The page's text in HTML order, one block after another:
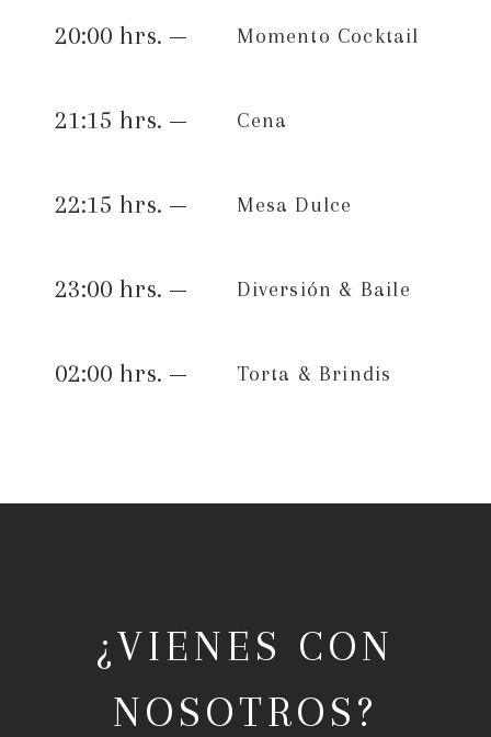
20:00 hrs. — Momento Cocktail
21:15 hrs. — Cena
22:15 hrs. — Mesa Dulce
23:00 hrs. — Diversión & Baile
02:00 hrs. — Torta & Brindis
¿VIENES CON
NOSOTROS?